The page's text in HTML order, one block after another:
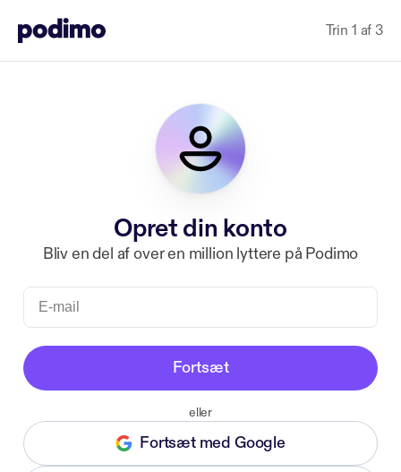
Trin 1 af 3
Opret din konto
Bliv en del af over en million lyttere på Podimo
Fortsæt
eller
Fortsæt med Google